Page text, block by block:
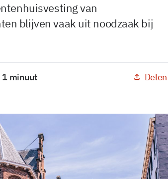
van
blijven vaak uit noodzaak bij
minuut Delen